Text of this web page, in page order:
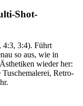
Shot-
4:3, 3:4). Führt
so aus, wie in
wieder her:
Retro-